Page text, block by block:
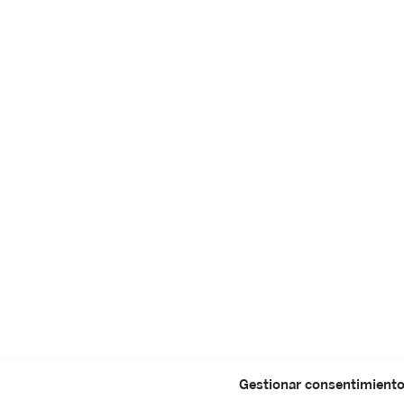
Gestionar consentimiento